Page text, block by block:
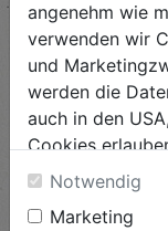
angenehm wie
verwenden wir
und
werden die
auch in den
Cookies
Cookies zu.
Infos zu den
auch
Notwendig
Marketing